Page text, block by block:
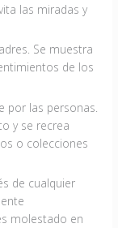
las miradas y
Se muestra
de los
por las personas.
y se recrea
o colecciones
de cualquier
molestado en